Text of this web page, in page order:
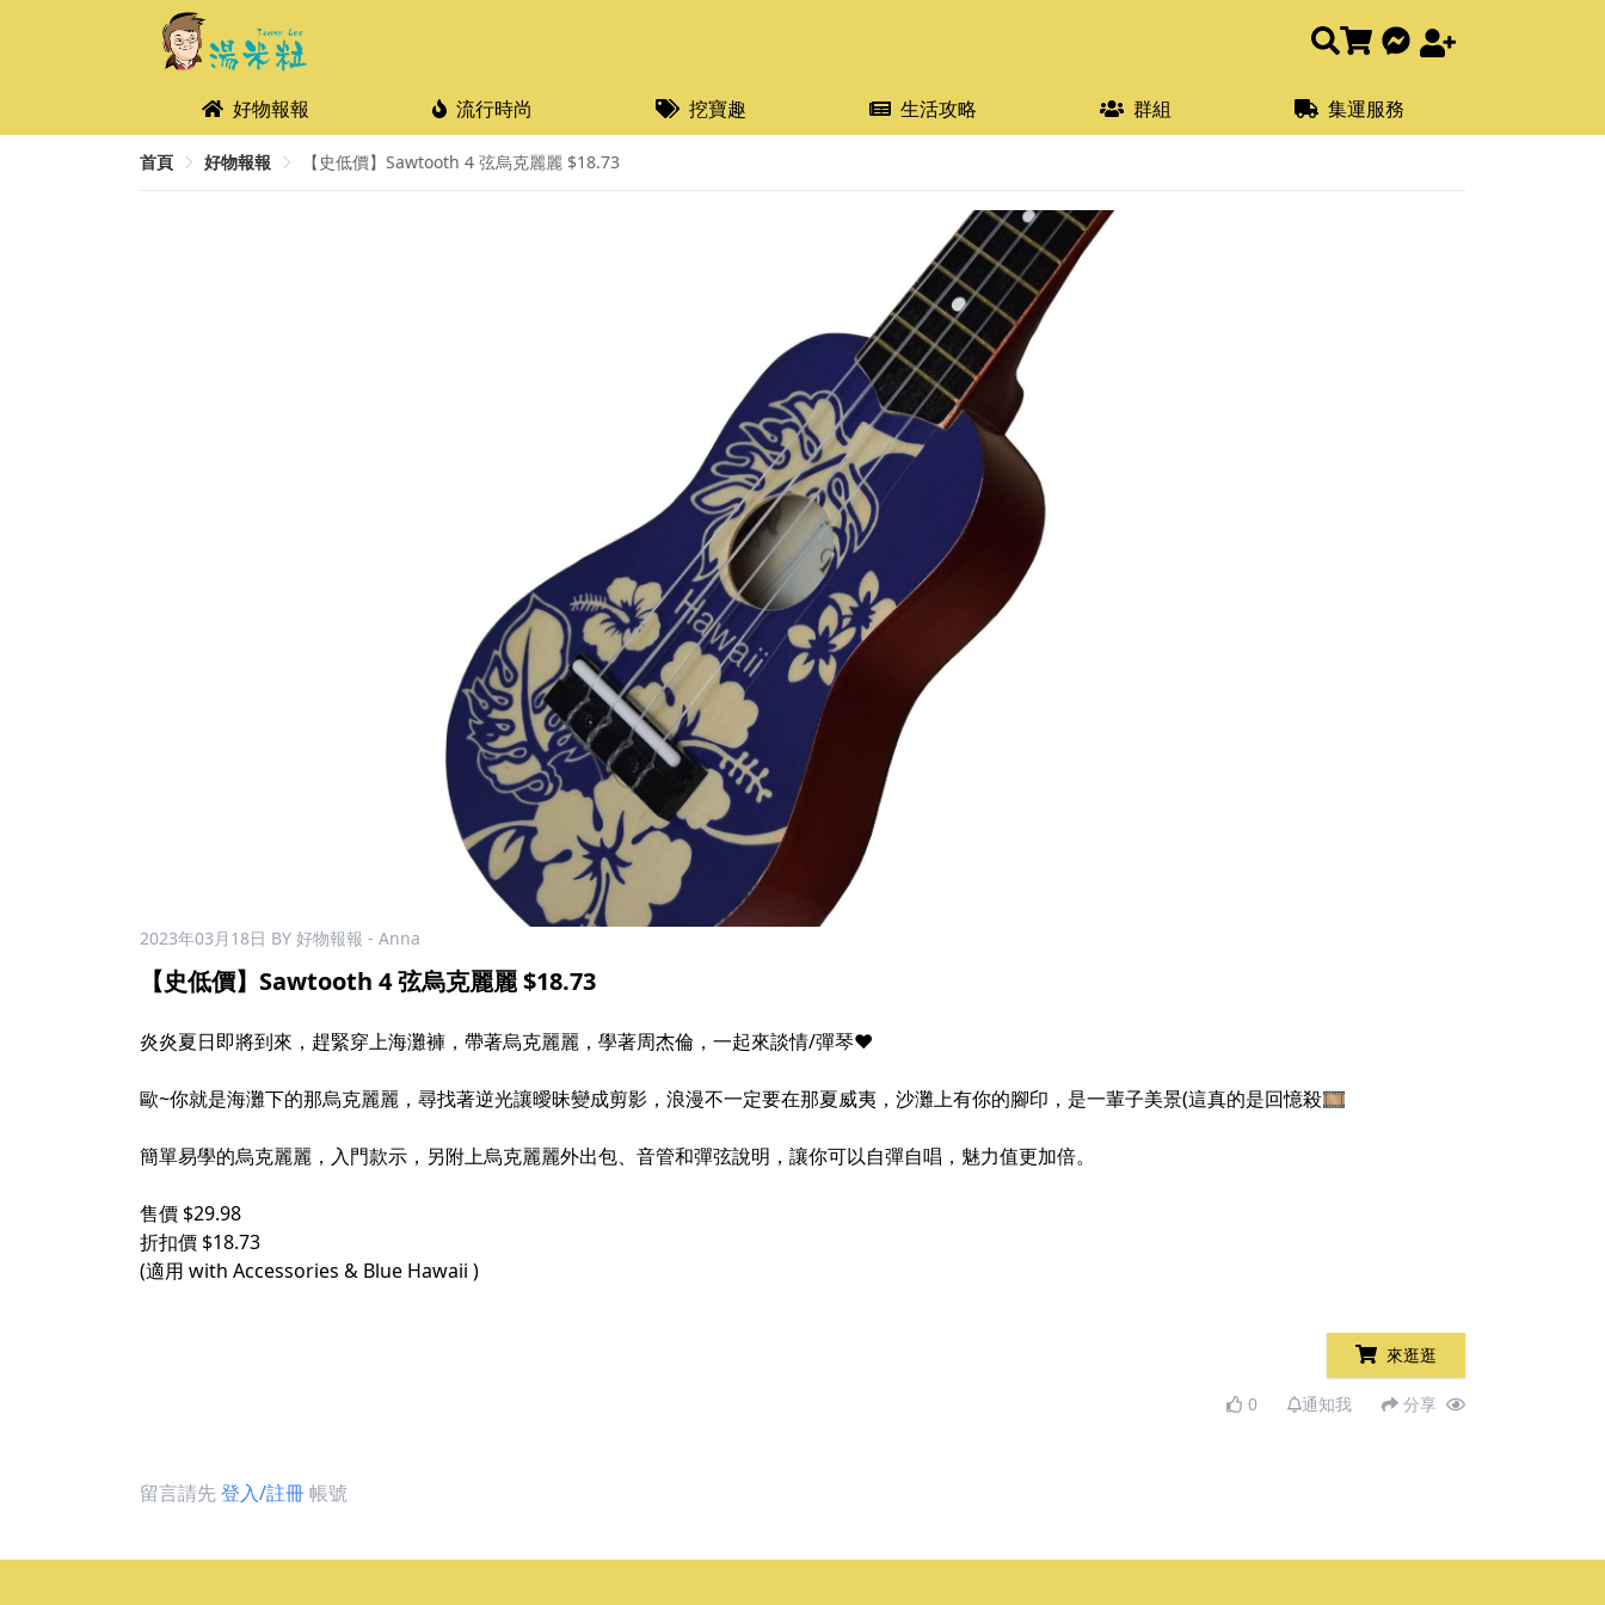
好物報報 流行時尚 挖寶趣 生活攻略 群組 集運服務
首頁 好物報報 【史低價】Sawtooth 4 弦烏克麗麗 $18.73
2023年03月18日 BY 好物報報 - Anna
【史低價】Sawtooth 4 弦烏克麗麗 $18.73
炎炎夏日即將到來，趕緊穿上海灘褲，帶著烏克麗麗，學著周杰倫，一起來談情/彈琴❤️
歐~你就是海灘下的那烏克麗麗，尋找著逆光讓曖昧變成剪影，浪漫不一定要在那夏威夷，沙灘上有你的腳印，是一輩子美景(這真的是回憶殺🎞
簡單易學的烏克麗麗，入門款示，另附上烏克麗麗外出包、音管和彈弦說明，讓你可以自彈自唱，魅力值更加倍。
售價 $29.98
折扣價 $18.73
(適用 with Accessories & Blue Hawaii )
來逛逛
0 通知我 分享
留言請先登入/註冊帳號